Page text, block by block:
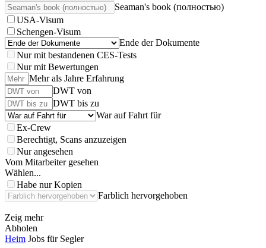
Seaman's book (полностью)
USA-Visum
Schengen-Visum
Ende der Dokumente
Nur mit bestandenen CES-Tests
Nur mit Bewertungen
Mehr als Jahre Erfahrung
DWT von
DWT bis zu
War auf Fahrt für
Ex-Crew
Berechtigt, Scans anzuzeigen
Nur angesehen
Vom Mitarbeiter gesehen
Wählen...
Habe nur Kopien
Farblich hervorgehoben
Zeig mehr
Abholen
Heim Jobs für Segler